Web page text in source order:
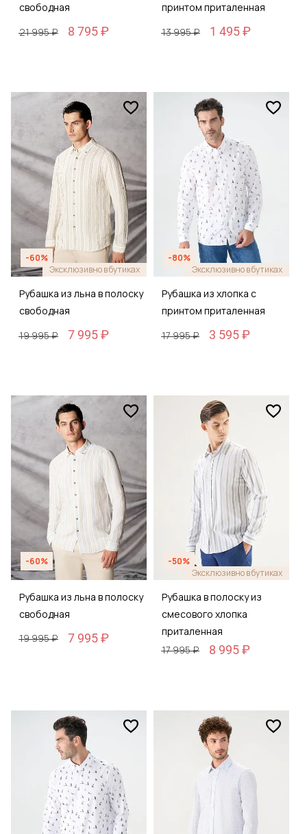
свободная
21 995 ₽
8 795 ₽
принтом приталенная
13 995 ₽
1 495 ₽
-60%
Эксклюзивно в бутиках
Рубашка из льна в полоску
свободная
19 995 ₽
7 995 ₽
-80%
Эксклюзивно в бутиках
Рубашка из хлопка с
принтом приталенная
17 995 ₽
3 595 ₽
-60%
Рубашка из льна в полоску
свободная
19 995 ₽
7 995 ₽
-50%
Эксклюзивно в бутиках
Рубашка в полоску из
смесового хлопка
приталенная
17 995 ₽
8 995 ₽